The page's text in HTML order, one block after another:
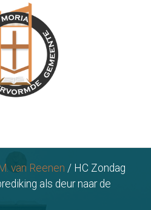
van Reenen / HC Zondag
als deur naar de